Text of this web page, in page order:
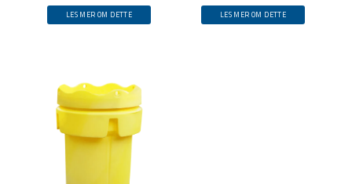
LES MER OM DETTE LES MER OM DETTE